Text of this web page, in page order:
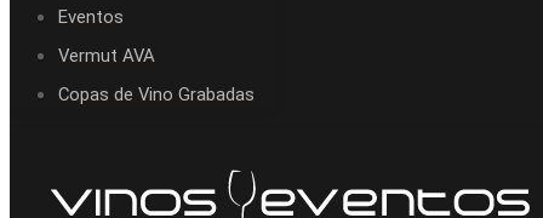
Eventos
Vermut AVA
Copas de Vino Grabadas